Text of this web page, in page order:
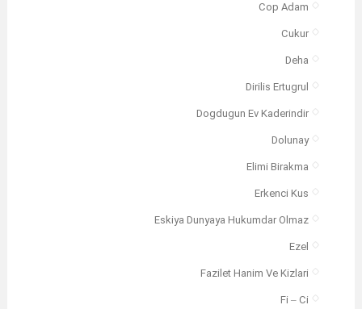
Cop Adam
Cukur
Deha
Dirilis Ertugrul
Dogdugun Ev Kaderindir
Dolunay
Elimi Birakma
Erkenci Kus
Eskiya Dunyaya Hukumdar Olmaz
Ezel
Fazilet Hanim Ve Kizlari
Fi – Ci